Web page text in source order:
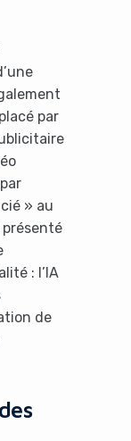
par
» au
présenté
: l’IA
de